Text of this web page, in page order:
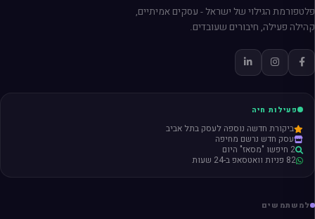
פלטפורמת הגילוי של ישראל - עסקים אמיתיים,
קהילה פעילה, חיבורים שעובדים.
פעילות חיה
ביקורת חדשה נוספה לעסק בתל אביב
עסק חדש נרשם מחיפה
2 חיפשו "מסאז" היום
82 פניות וואטסאפ ב-24 שעות
למשתמשים